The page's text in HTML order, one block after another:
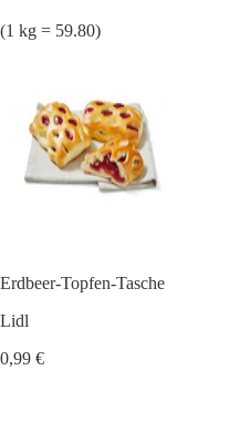
(1 kg = 59.80)
Erdbeer-Topfen-Tasche
Lidl
0,99 €